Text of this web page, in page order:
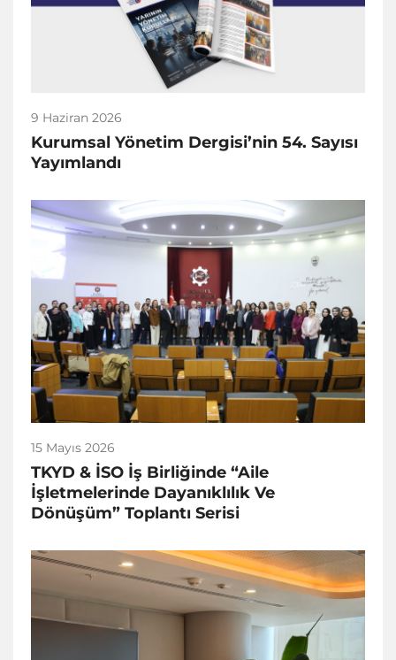
9 Haziran 2026
Kurumsal Yönetim Dergisi’nin 54. Sayısı
Yayımlandı
15 Mayıs 2026
TKYD & İSO İş Birliğinde “Aile
İşletmelerinde Dayanıklılık Ve
Dönüşüm” Toplantı Serisi